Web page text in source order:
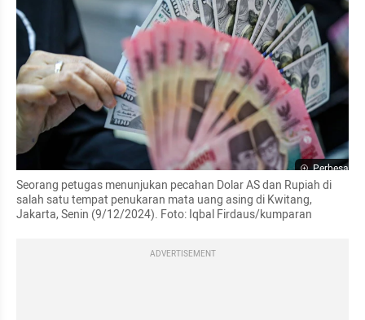
Perbesar
Seorang petugas menunjukan pecahan Dolar AS dan Rupiah di
salah satu tempat penukaran mata uang asing di Kwitang,
Jakarta, Senin (9/12/2024). Foto: Iqbal Firdaus/kumparan
ADVERTISEMENT